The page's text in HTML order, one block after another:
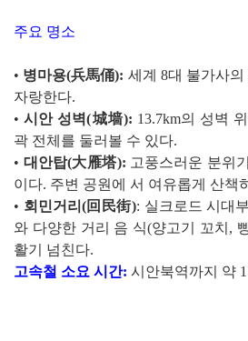
주요 명소
• 병마용(兵馬俑): 세계 8대 불가사
자랑한다.
• 시안 성벽(城墙): 13.7km의 성벽
곽 전체를 둘러볼 수 있다.
• 대안탑(大雁塔): 고풍스러운 분위
이다. 주변 공원에 서 여유롭게 산책
• 회민거리(回民街): 실크로드 시대
와 다양한 거리 음 식(양고기 꼬치,
활기 넘친다.
고속철 소요 시간: 시안북역까지 약